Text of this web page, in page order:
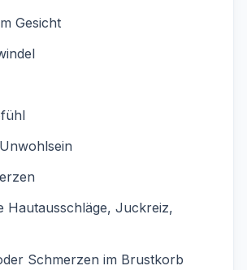
Gesicht
Hautausschläge, Juckreiz,
Schmerzen im Brustkorb